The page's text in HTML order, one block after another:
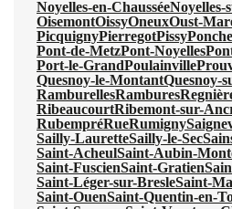
Noyelles-en-ChausséeNoyelles-
OisemontOissyOneuxOust-
PicquignyPierregotPissy
Pont-de-MetzPont-Noyelles
Port-le-GrandPoulainville
Quesnoy-le-MontantQuesnoy-
RamburellesRambures
RibeaucourtRibemont-sur-
RubempréRueRumigny
Sailly-LauretteSailly-le-Sec
Saint-AcheulSaint-Aubin-
Saint-FuscienSaint-Gratien
Saint-Léger-sur-BresleSaint-
Saint-OuenSaint-Quentin-en-